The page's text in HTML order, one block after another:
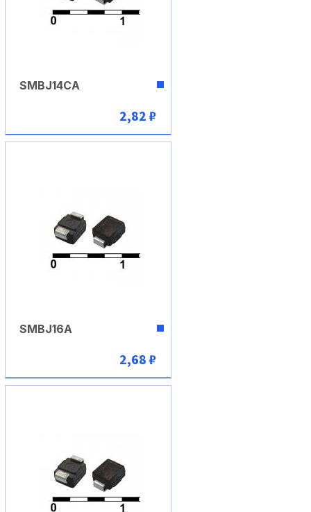
В корзину
SMBJ14CA
2,82 ₽
В корзину
SMBJ16A
2,68 ₽